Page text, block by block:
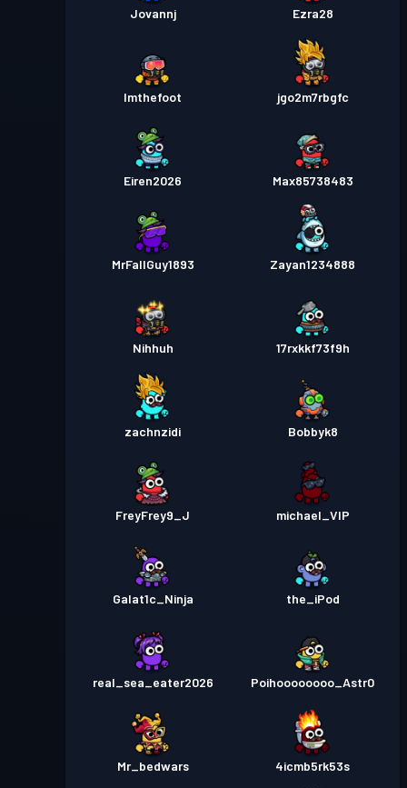
Jovannj Ezra28
Imthefoot jgo2m7rbgfc
Eiren2026 Max85738483
MrFallGuy1893 Zayan1234888
Nihhuh 17rxkkf73f9h
zachnzidi Bobbyk8
FreyFrey9_J michael_VIP
Galat1c_Ninja the_iPod
real_sea_eater2026 Poihoooooooo_Astr0
Mr_bedwars 4icmb5rk53s